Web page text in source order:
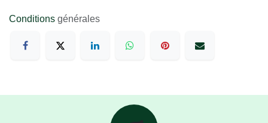
Conditions générales